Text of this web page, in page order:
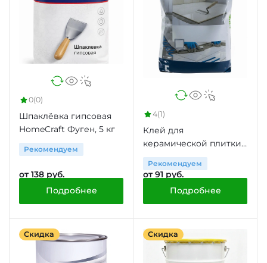
0(0)
Шпаклёвка гипсовая
HomeCraft Фуген, 5 кг
Рекомендуем
от 138 руб.
Подробнее
4(1)
Клей для
керамической плитки
усиленный HomeCraft
Pro, 5 кг
Рекомендуем
от 91 руб.
Подробнее
Скидка Скидка